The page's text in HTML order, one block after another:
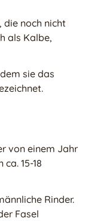
die noch nicht
als Kalbe,
sie das
von einem Jahr
15-18
Rinder.
Fasel